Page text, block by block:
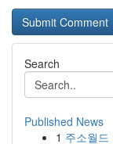
Search
Published News
1 주소월